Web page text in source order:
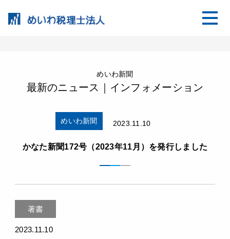
めいわ新聞
最新のニュース｜インフォメーション
めいわ新聞 2023.11.10
かなた新聞172号（2023年11月）を発行しました
著書
2023.11.10